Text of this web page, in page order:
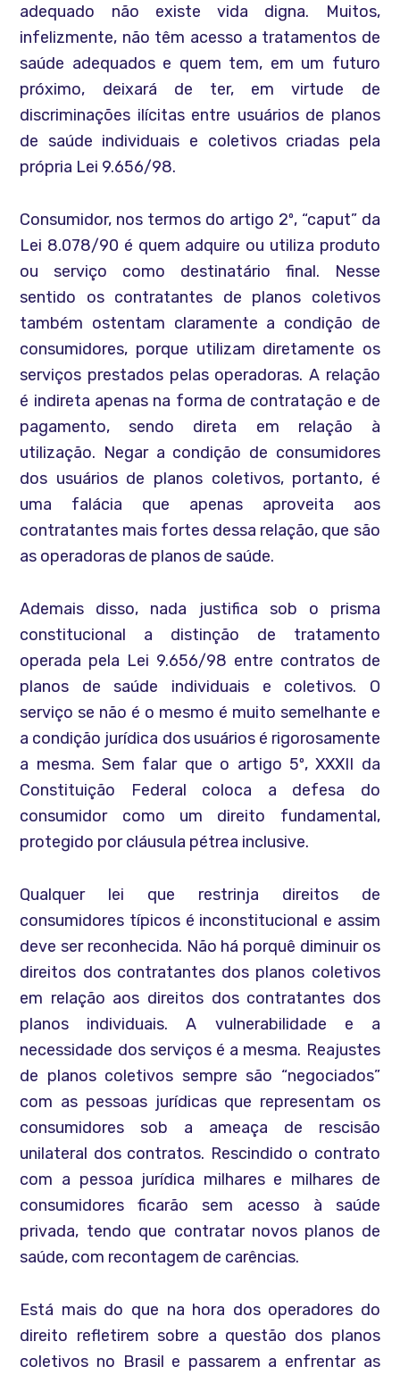
adequado não existe vida digna. Muitos,
infelizmente, não têm acesso a tratamentos de
saúde adequados e quem tem, em um futuro
próximo, deixará de ter, em virtude de
discriminações ilícitas entre usuários de planos
de saúde individuais e coletivos criadas pela
própria Lei 9.656/98.
Consumidor, nos termos do artigo 2º, “caput” da
Lei 8.078/90 é quem adquire ou utiliza produto
ou serviço como destinatário final. Nesse
sentido os contratantes de planos coletivos
também ostentam claramente a condição de
consumidores, porque utilizam diretamente os
serviços prestados pelas operadoras. A relação
é indireta apenas na forma de contratação e de
pagamento, sendo direta em relação à
utilização. Negar a condição de consumidores
dos usuários de planos coletivos, portanto, é
uma falácia que apenas aproveita aos
contratantes mais fortes dessa relação, que são
as operadoras de planos de saúde.
Ademais disso, nada justifica sob o prisma
constitucional a distinção de tratamento
operada pela Lei 9.656/98 entre contratos de
planos de saúde individuais e coletivos. O
serviço se não é o mesmo é muito semelhante e
a condição jurídica dos usuários é rigorosamente
a mesma. Sem falar que o artigo 5º, XXXII da
Constituição Federal coloca a defesa do
consumidor como um direito fundamental,
protegido por cláusula pétrea inclusive.
Qualquer lei que restrinja direitos de
consumidores típicos é inconstitucional e assim
deve ser reconhecida. Não há porquê diminuir os
direitos dos contratantes dos planos coletivos
em relação aos direitos dos contratantes dos
planos individuais. A vulnerabilidade e a
necessidade dos serviços é a mesma. Reajustes
de planos coletivos sempre são “negociados”
com as pessoas jurídicas que representam os
consumidores sob a ameaça de rescisão
unilateral dos contratos. Rescindido o contrato
com a pessoa jurídica milhares e milhares de
consumidores ficarão sem acesso à saúde
privada, tendo que contratar novos planos de
saúde, com recontagem de carências.
Está mais do que na hora dos operadores do
direito refletirem sobre a questão dos planos
coletivos no Brasil e passarem a enfrentar as